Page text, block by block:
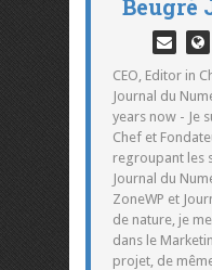
Beugré
CEO, Editor in
Journal du
years now - Je
Chef et
regroupant les
Journal du
ZoneWP et
de nature, je
dans le
projet, de